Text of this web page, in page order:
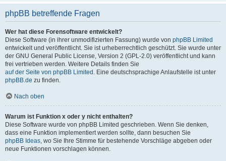
phpBB betreffende Fragen
Wer hat diese Forensoftware entwickelt?
Diese Software (in ihrer unmodifizierten Fassung) wurde von phpBB Limited
entwickelt und veröffentlicht. Sie ist urheberrechtlich geschützt. Sie wurde unter
der GNU General Public License, Version 2 (GPL-2.0) veröffentlicht und kann
frei vertrieben werden. Weitere Details finden Sie
auf der Seite von phpBB Limited . Eine deutschsprachige Anlaufstelle ist unter
phpBB.de zu finden.
Nach oben
Warum ist Funktion x oder y nicht enthalten?
Diese Software wurde von phpBB Limited geschrieben. Wenn Sie denken,
dass eine Funktion implementiert werden sollte, dann besuchen Sie
phpBB Ideas, wo Sie Ihre Stimme für bestehende Vorschläge abgeben oder
neue Funktionen vorschlagen können.